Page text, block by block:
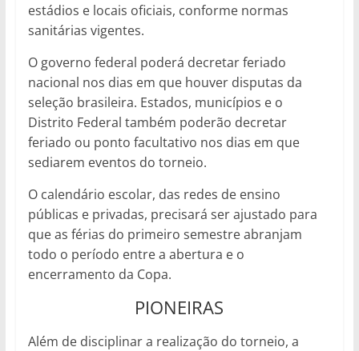
estádios e locais oficiais, conforme normas
sanitárias vigentes.
O governo federal poderá decretar feriado
nacional nos dias em que houver disputas da
seleção brasileira. Estados, municípios e o
Distrito Federal também poderão decretar
feriado ou ponto facultativo nos dias em que
sediarem eventos do torneio.
O calendário escolar, das redes de ensino
públicas e privadas, precisará ser ajustado para
que as férias do primeiro semestre abranjam
todo o período entre a abertura e o
encerramento da Copa.
PIONEIRAS
Além de disciplinar a realização do torneio, a